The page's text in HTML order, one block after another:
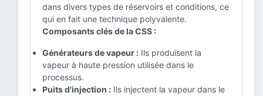
dans divers types de réservoirs et conditions, ce
qui en fait une technique polyvalente.
Composants clés de la CSS :
Générateurs de vapeur : Ils produisent la
vapeur à haute pression utilisée dans le
processus.
Puits d'injection : Ils injectent la vapeur dans le